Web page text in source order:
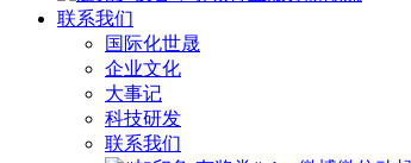
联系我们
国际化世晟
企业文化
大事记
科技研发
联系我们